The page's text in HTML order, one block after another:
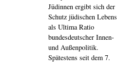
Jüdinnen ergibt sich der
Schutz jüdischen Lebens
als Ultima Ratio
bundesdeutscher Innen-
und Außenpolitik.
Spätestens seit dem 7.
Zugehörigkeit zu diesem
Land fortwährend in
Frage gestellt wird. Was
wäre also eine
zeitgemäße
Erinnerungskultur und